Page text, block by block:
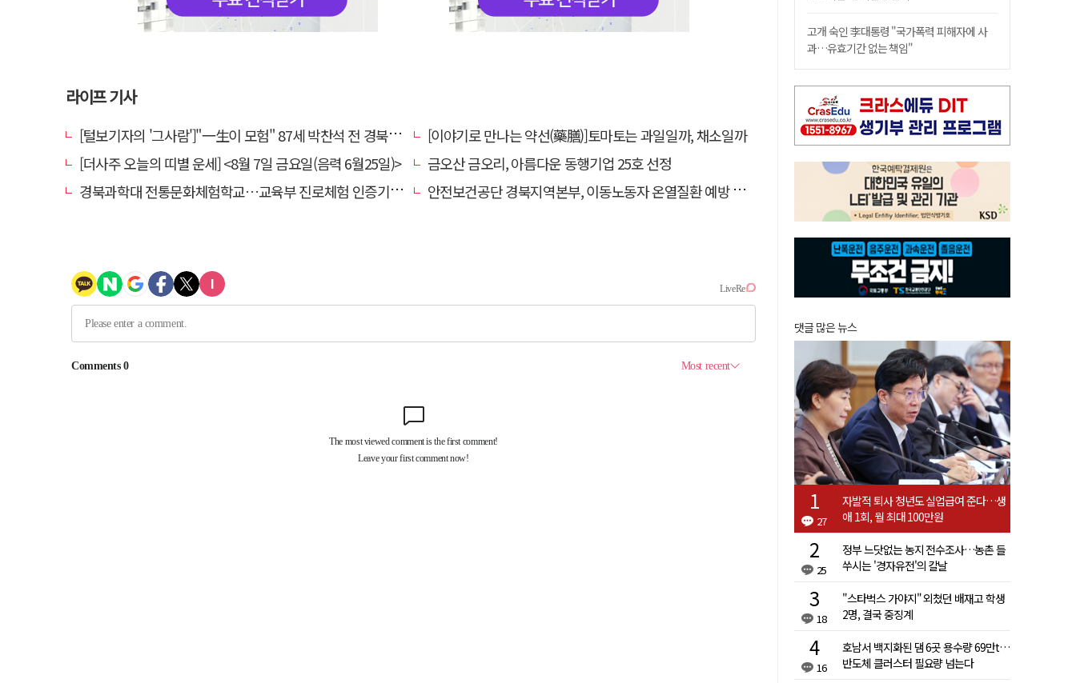
라이프 기사
[털보기자의 '그사람']"一生이 모험" 87세 박찬석 전 경북대 총장
[이야기로 만나는 약선(藥膳)]토마토는 과일일까, 채소일까
[더사주 오늘의 띠별 운세] <8월 7일 금요일(음력 6월25일)>
금오산 금오리, 아름다운 동행기업 25호 선정
경북과학대 전통문화체험학교…교육부 진로체험 인증기관 선정
안전보건공단 경북지역본부, 이동노동자 온열질환 예방 캠페인
고개 숙인 李대통령 "국가폭력 피해자에 사
과…유효기간 없는 책임"
댓글 많은 뉴스
27
자발적 퇴사 청년도 실업급여 준다…생
애 1회, 월 최대 100만원
25
정부 느닷없는 농지 전수조사…농촌 들
쑤시는 '경자유전'의 칼날
18
"스타벅스 가야지" 외쳤던 배재고 학생
2명, 결국 중징계
16
호남서 백지화된 댐 6곳 용수량 69만t…
반도체 클러스터 필요량 넘는다